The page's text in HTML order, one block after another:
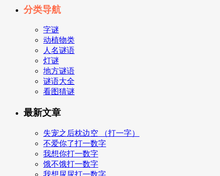
分类导航
字谜
动植物类
人名谜语
灯谜
地方谜语
谜语大全
看图猜谜
最新文章
失宠之后枕边空 （打一字）
不爱你了打一数字
我想你打一数字
饿不饿打一数字
我想尿尿打一数字